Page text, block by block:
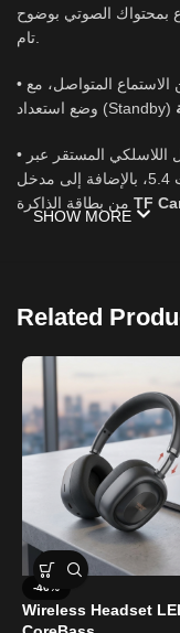
بمحتواك الصوتي بوضوح
تام.
• الاستماع المتواصل، مع
• اللاسلكي المستقر عبر
TF
واسع لتجربة سينمائية
SHOW MORE
Related
-46%
Wireless Headset